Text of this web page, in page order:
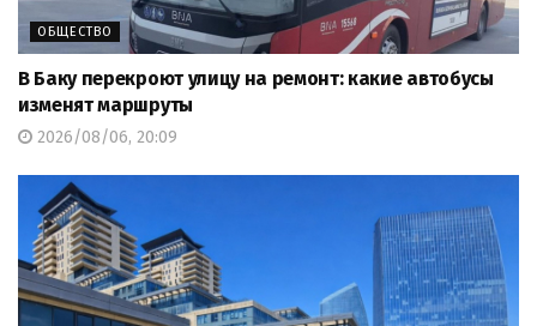
ОБЩЕСТВО
В Баку перекроют улицу на ремонт: какие автобусы
изменят маршруты
2026/08/06, 20:09